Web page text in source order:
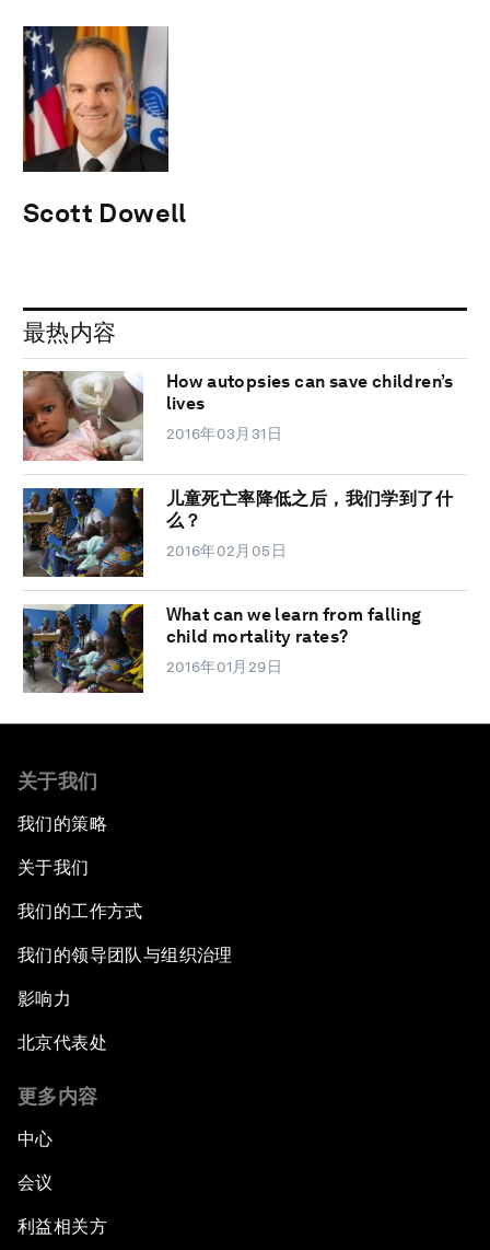
Scott Dowell
最热内容
How autopsies can save children’s
lives
2016年03月31日
儿童死亡率降低之后，我们学到了什
么？
2016年02月05日
What can we learn from falling
child mortality rates?
2016年01月29日
关于我们
我们的策略
关于我们
我们的工作方式
我们的领导团队与组织治理
影响力
北京代表处
更多内容
中心
会议
利益相关方